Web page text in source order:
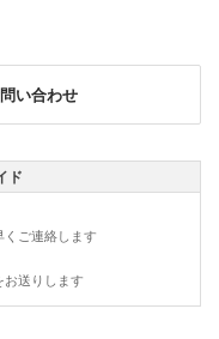
い合わせ
ド
ご連絡します
お送りします